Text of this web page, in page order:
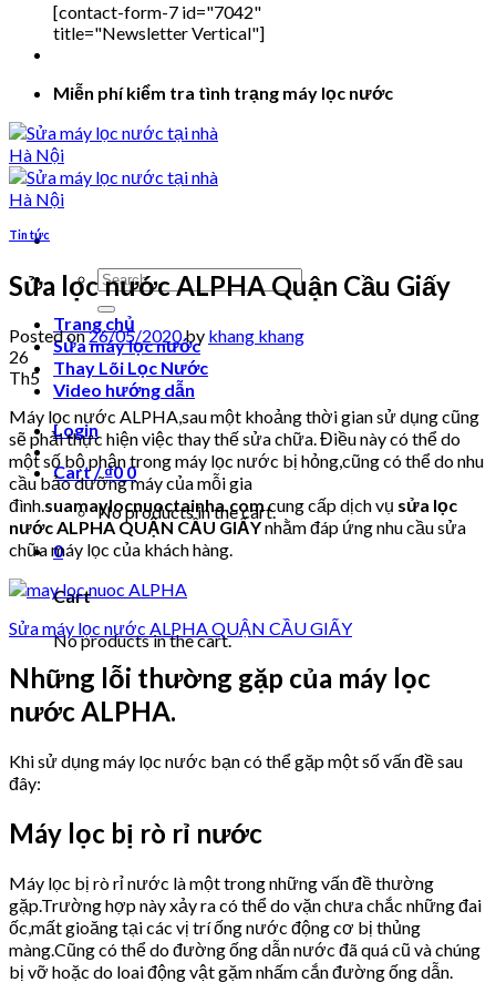
[contact-form-7 id="7042"
title="Newsletter Vertical"]
Miễn phí kiểm tra tình trạng máy lọc nước
Search
for:
Trang chủ
Sửa máy lọc nước
Thay Lõi Lọc Nước
Video hướng dẫn
Login
Cart /₫0 0
No products in the cart.
0
Cart
No products in the cart.
Tin tức
Sửa lọc nước ALPHA Quận Cầu Giấy
Posted on26/05/2020by khang khang
26
Th5
Máy lọc nước ALPHA,sau một khoảng thời gian sử dụng cũng
sẽ phải thực hiện việc thay thế sửa chữa. Điều này có thể do
một số bộ phận trong máy lọc nước bị hỏng,cũng có thể do nhu
cầu bảo dưỡng máy của mỗi gia
đình.suamaylocnuoctainha.comcung cấp dịch vụ sửa lọc
nước ALPHA QUẬN CẦU GIẤYnhằm đáp ứng nhu cầu sửa
chữa máy lọc của khách hàng.
Sửa máy lọc nước ALPHA QUẬN CẦU GIẤY
Những lỗi thường gặp của máy lọc
nước ALPHA.
Khi sử dụng máy lọc nước bạn có thể gặp một số vấn đề sau
đây:
Máy lọc bị rò rỉ nước
Máy lọc bị rò rỉ nước là một trong những vấn đề thường
gặp.Trường hợp này xảy ra có thể do vặn chưa chắc những đai
ốc,mất gioăng tại các vị trí ống nước động cơ bị thủng
màng.Cũng có thể do đường ống dẫn nước đã quá cũ và chúng
bị vỡ hoặc do loai động vật gặm nhấm cắn đường ống dẫn.